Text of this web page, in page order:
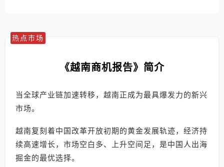
热点市场
《越南商机报告》简介
当全球产业链加速转移，越南正成为最具爆发力的新兴
市场。
越南复刻着中国改革开放初期的黄金发展轨迹，经济持
续高速增长，市场空白多、上升空间足，是中国人出海
掘金的最优选择。